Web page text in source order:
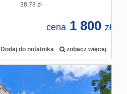
38,78 zł
cena 1 800 zł
Dodaj do notatnika zobacz więcej